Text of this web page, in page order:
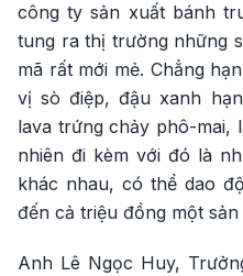
công ty sản xuất bánh
tung ra thị trường những
mã rất mới mẻ. Chẳng
vị sò điệp, đậu xanh
lava trứng chảy phô-mai,
nhiên đi kèm với đó là
khác nhau, có thể dao
đến cả triệu đồng một sản
Anh Lê Ngọc Huy,